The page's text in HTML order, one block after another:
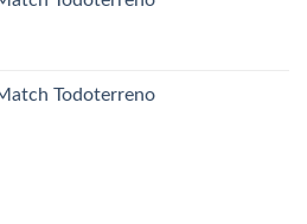
Todoterreno